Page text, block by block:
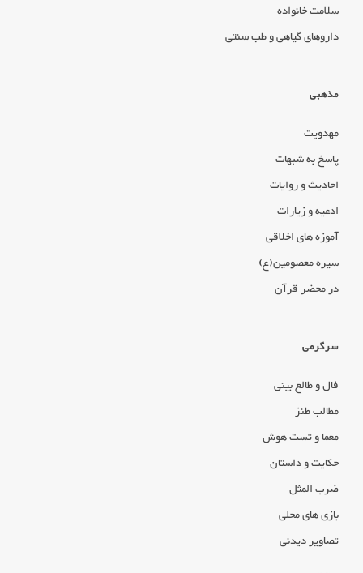
سلامت خانواده
داروهای گیاهی و طب سنتی
مذهبی
مهدویت
پاسخ به شبهات
احادیث و روایات
ادعیه و زیارات
آموزه های اخلاقی
سیره معصومین(ع)
در محضر قرآن
سرگرمی
فال و طالع بینی
مطالب طنز
معما و تست هوش
حکایت و داستان
ضرب المثل
بازی های محلی
تصاویر دیدنی